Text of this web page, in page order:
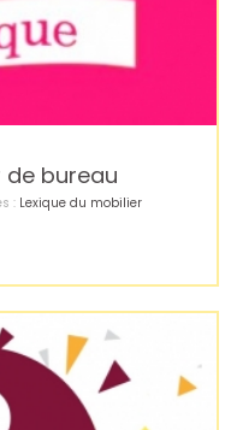
bureau
: Lexique du mobilier